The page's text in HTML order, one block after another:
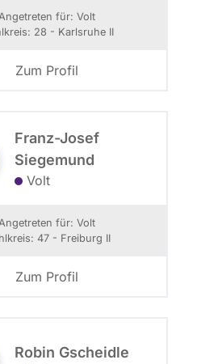
Angetreten für: Volt
28 - Karlsruhe II
Zum Profil
Franz-Josef
Siegemund
Volt
Angetreten für: Volt
47 - Freiburg II
Zum Profil
Robin Gscheidle